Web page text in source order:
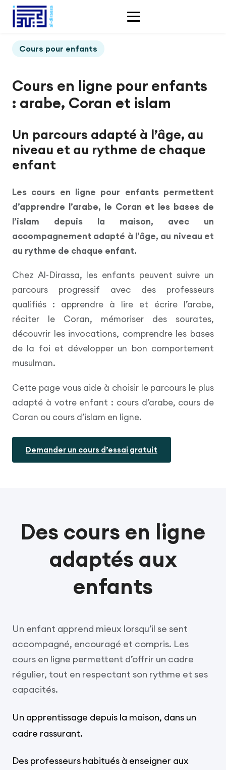
Cours pour enfants
Cours en ligne pour enfants
: arabe, Coran et islam
Un parcours adapté à l’âge, au
niveau et au rythme de chaque
enfant
Les cours en ligne pour enfants permettent
d’apprendre l’arabe, le Coran et les bases de
l’islam depuis la maison, avec un
accompagnement adapté à l’âge, au niveau et
au rythme de chaque enfant.
Chez Al-Dirassa, les enfants peuvent suivre un
parcours progressif avec des professeurs
qualifiés : apprendre à lire et écrire l’arabe,
réciter le Coran, mémoriser des sourates,
découvrir les invocations, comprendre les bases
de la foi et développer un bon comportement
musulman.
Cette page vous aide à choisir le parcours le plus
adapté à votre enfant : cours d’arabe, cours de
Coran ou cours d’islam en ligne.
Demander un cours d’essai gratuit
Des cours en ligne
adaptés aux
enfants
Un enfant apprend mieux lorsqu’il se sent
accompagné, encouragé et compris. Les
cours en ligne permettent d’offrir un cadre
régulier, tout en respectant son rythme et ses
capacités.
Un apprentissage depuis la maison, dans un
cadre rassurant.
Des professeurs habitués à enseigner aux